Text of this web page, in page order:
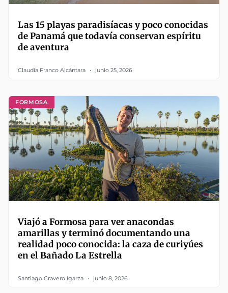
Las 15 playas paradisíacas y poco conocidas
de Panamá que todavía conservan espíritu
de aventura
Claudia Franco Alcántara junio 25, 2026
FORMOSA
Viajó a Formosa para ver anacondas
amarillas y terminó documentando una
realidad poco conocida: la caza de curiyúes
en el Bañado La Estrella
Santiago Cravero Igarza junio 8, 2026